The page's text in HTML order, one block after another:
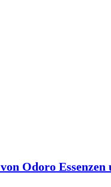
Odoro Essenzen